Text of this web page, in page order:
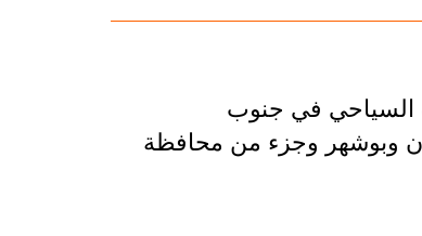
السياحي في جنوب
وبوشهر وجزء من محافظة